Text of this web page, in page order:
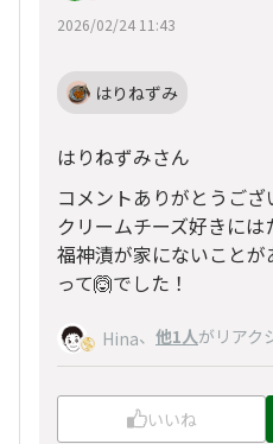
2026/02/24 11:43
はりねずみ
はりねずみさん
コメントありがとうござ
クリームチーズ好きには
福神漬が家にないこと
って🙆でした！
Hina、 他1人がリアク
いいね